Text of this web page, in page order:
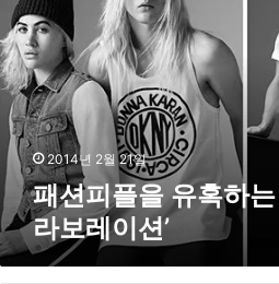
의
런
웨
이
를
누
비
다
플
을
유
혹
하
는
신
의
한
수
‘
콜
2014년 2월 21일
패션피플을 유혹하는
라보레이션’